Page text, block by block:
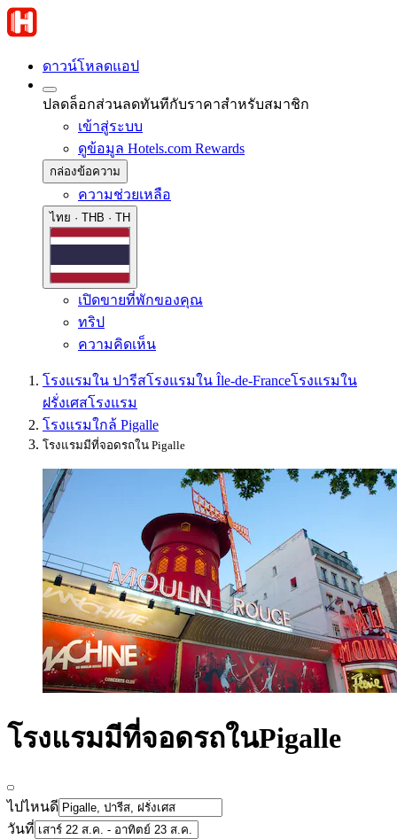
ดาวน์โหลดแอป
ปลดล็อกส่วนลดทันทีกับราคาสำหรับสมาชิก
เข้าสู่ระบบ
ดูข้อมูล Hotels.com Rewards
กล่องข้อความ
ความช่วยเหลือ
ไทย · THB · TH
เปิดขายที่พักของคุณ
ทริป
ความคิดเห็น
โรงแรมใน ปารีสโรงแรมใน Île-de-Franceโรงแรมใน
ฝรั่งเศสโรงแรม
โรงแรมใกล้ Pigalle
โรงแรมมีที่จอดรถใน Pigalle
โรงแรมมีที่จอดรถในPigalle
ไปไหนดี
วันที่